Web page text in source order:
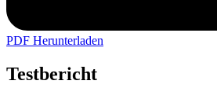
PDF Herunterladen
Testbericht